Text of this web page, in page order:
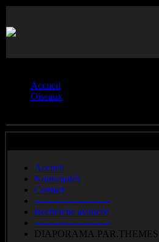
Accueil
Oiseaux
Accueil
Nouveautés
Contact
-------------------------
Recherche avancée
-------------------------
DIAPORAMA.PAR.THEMES